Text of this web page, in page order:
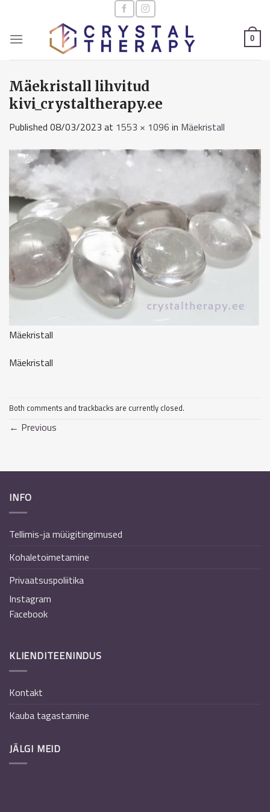
content
0
Mäekristall lihvitud
kivi_crystaltherapy.ee
Published 08/03/2023 at 1553 × 1096 in Mäekristall
Mäekristall
Mäekristall
Both comments and trackbacks are currently closed.
← Previous
INFO
Tellimis-ja müügitingimused
Kohaletoimetamine
Privaatsuspoliitika
Instagram
Facebook
KLIENDITEENINDUS
Kontakt
Kauba tagastamine
JÄLGI MEID